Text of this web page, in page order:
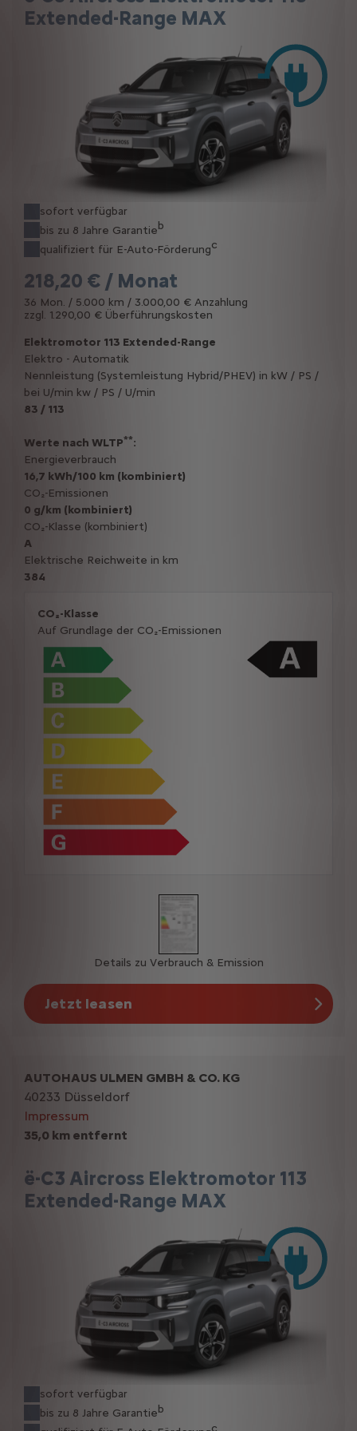
Extended-Range MAX
sofort verfügbar
bis zu 8 Jahre Garantieb
qualifiziert für E-Auto-Förderungc
218,20 € / Monat
36 Mon. / 5.000 km / 3.000,00 € Anzahlung
zzgl. 1.290,00 € Überführungskosten
Elektromotor 113 Extended-Range
Elektro - Automatik
Nennleistung (Systemleistung Hybrid/PHEV) in kW / PS /
bei U/min kw / PS / U/min
83 / 113
Werte nach WLTP**:
Energieverbrauch
16,7 kWh/100 km (kombiniert)
CO₂-Emissionen
0 g/km (kombiniert)
CO₂-Klasse (kombiniert)
A
Elektrische Reichweite in km
384
CO₂-Klasse
Auf Grundlage der CO₂-Emissionen
Details zu Verbrauch & Emission
Jetzt leasen
35,0 km entfernt
ë-C3 Aircross Elektromotor 113
Extended-Range MAX
sofort verfügbar
bis zu 8 Jahre Garantieb
c
AUTOHAUS ULMEN GMBH & CO. KG
40233 Düsseldorf
Impressum